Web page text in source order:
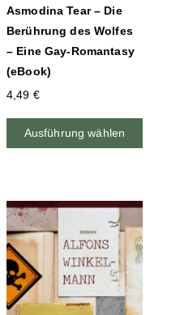
Asmodina Tear – Die
Berührung des Wolfes
– Eine Gay-Romantasy
(eBook)
4,49 €
Ausführung wählen